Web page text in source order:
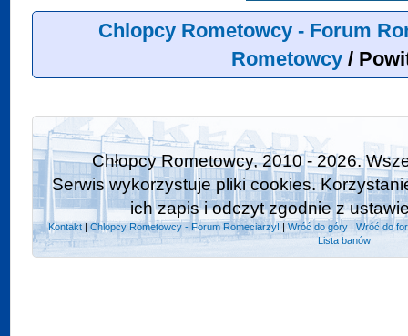
Chlopcy Rometowcy - Forum
Rometowcy /
Chłopcy Rometowcy, 2010 - 2026.
Serwis wykorzystuje pliki cookies.
ich zapis i odczyt zgodnie z
Kontakt| Chlopcy Rometowcy - Forum Romeciarzy! |Wróć do góry| Wróć do
Lista banów